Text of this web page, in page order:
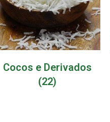
Cocos e Derivados
(22)